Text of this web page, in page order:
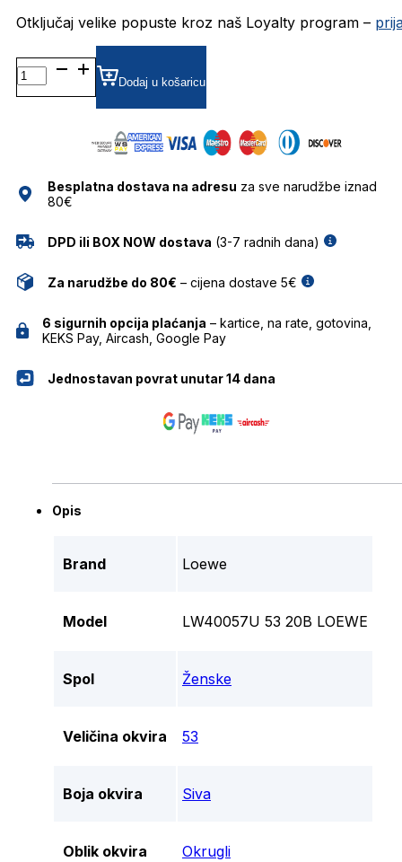
Otključaj velike popuste kroz naš Loyalty program –
LW40057U SUNČANE
NAOČALE
LOEWE
Dodaj u košaricu
Besplatna dostava na adresu za sve narudžbe iznad
80€
DPD ili BOX NOW dostava (3-7 radnih dana)
Za narudžbe do 80€ – cijena dostave 5€
6 sigurnih opcija plaćanja – kartice, na rate, gotovina,
KEKS Pay, Aircash, Google Pay
Jednostavan povrat unutar 14 dana
Opis
Brand Loewe
Model LW40057U 53 20B LOEWE
Spol Ženske
Veličina okvira 53
Boja okvira Siva
Oblik okvira Okrugli